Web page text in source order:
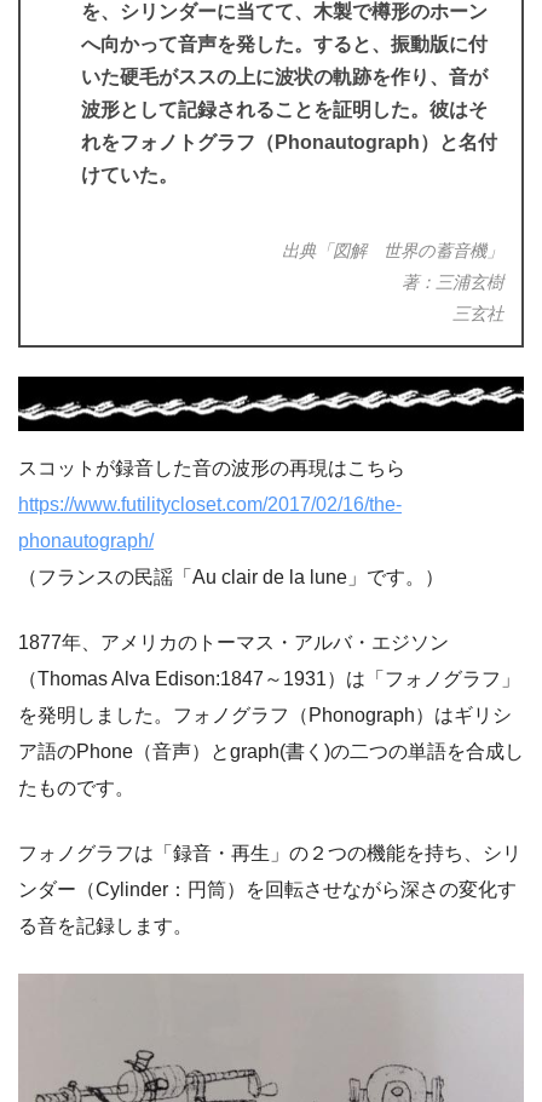
を、シリンダーに当てて、木製で樽形のホーン
へ向かって音声を発した。すると、振動版に付
いた硬毛がススの上に波状の軌跡を作り、音が
波形として記録されることを証明した。彼はそ
れをフォノトグラフ（Phonautograph）と名付
けていた。
出典「図解 世界の蓄音機」
著：三浦玄樹
三玄社
スコットが録音した音の波形の再現はこちら
https://www.futilitycloset.com/2017/02/16/the-
phonautograph/
（フランスの民謡「Au clair de la lune」です。）
1877年、アメリカのトーマス・アルバ・エジソン
（Thomas Alva Edison:1847～1931）は「フォノグラフ」
を発明しました。フォノグラフ（Phonograph）はギリシ
ア語のPhone（音声）とgraph(書く)の二つの単語を合成し
たものです。
フォノグラフは「録音・再生」の２つの機能を持ち、シリ
ンダー（Cylinder：円筒）を回転させながら深さの変化す
る音を記録します。